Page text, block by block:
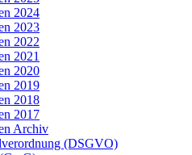
2024
2023
2022
2021
2020
2019
2018
2017
Archiv
(DSGVO)